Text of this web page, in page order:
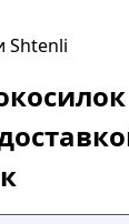
Shtenli